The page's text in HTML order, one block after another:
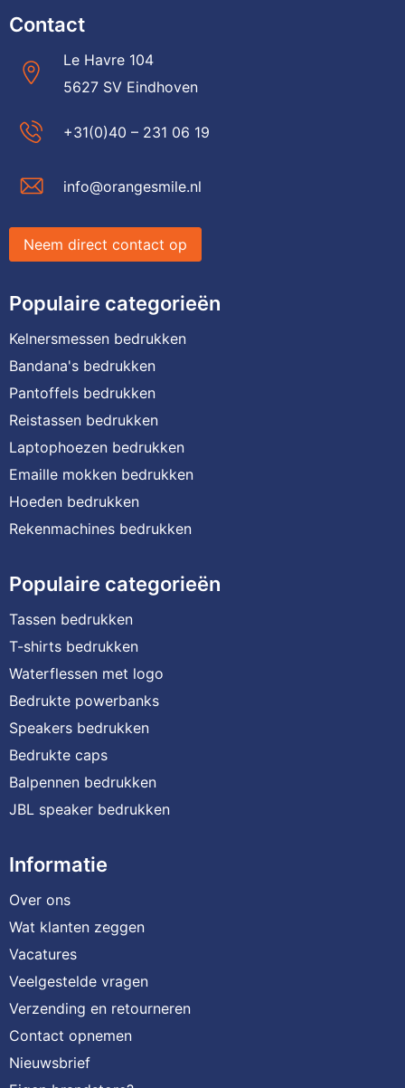
Contact
Le Havre 104
5627 SV Eindhoven
+31(0)40 – 231 06 19
info@orangesmile.nl
Neem direct contact op
Populaire categorieën
Kelnersmessen bedrukken
Bandana's bedrukken
Pantoffels bedrukken
Reistassen bedrukken
Laptophoezen bedrukken
Emaille mokken bedrukken
Hoeden bedrukken
Rekenmachines bedrukken
Populaire categorieën
Tassen bedrukken
T-shirts bedrukken
Waterflessen met logo
Bedrukte powerbanks
Speakers bedrukken
Bedrukte caps
Balpennen bedrukken
JBL speaker bedrukken
Informatie
Over ons
Wat klanten zeggen
Vacatures
Veelgestelde vragen
Verzending en retourneren
Contact opnemen
Nieuwsbrief